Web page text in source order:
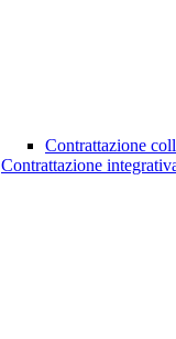
Contrattazione
Contrattazione